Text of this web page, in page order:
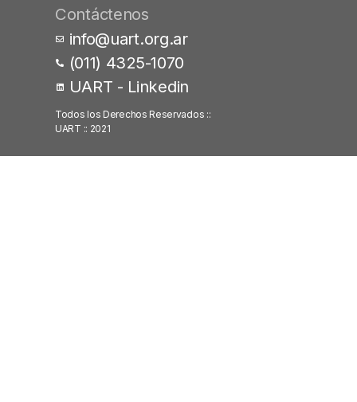
Contáctenos
info@uart.org.ar
(011) 4325-1070
UART - Linkedin
Todos los Derechos Reservados ::
UART :: 2021